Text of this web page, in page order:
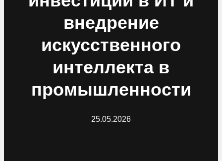
внедрение
искусственного
интеллекта в
промышленности
25.05.2026